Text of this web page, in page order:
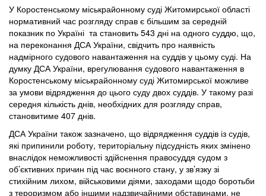
У Коростенському міськрайонному суді Житомирської області
нормативний час розгляду справ є більшим за середній
показник по Україні та становить 543 дні на одного суддю, що,
на переконання ДСА України, свідчить про наявність
надмірного судового навантаження на суддів у цьому суді. На
думку ДСА України, врегулювання судового навантаження в
Коростенському міськрайонному суді Житомирської можливе
за умови відрядження до цього суду двох суддів. У такому разі
середня кількість днів, необхідних для розгляду справ,
становитиме 407 днів.
ДСА України також зазначено, що відрядження суддів із судів,
які припинили роботу, територіальну підсудність яких змінено
внаслідок неможливості здійснення правосуддя судом з
об’єктивних причин під час воєнного стану, у зв’язку зі
стихійним лихом, військовими діями, заходами щодо боротьби
з тероризмом або іншими надзвичайними обставинами, не